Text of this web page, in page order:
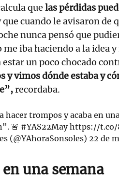
que las pérdidas
que cuando le avisaron de
nunca pensó que
me iba haciendo a la idea
un poco chocado
y vimos dónde estaba y
recordaba.
hacer trompos y acaba en
🚨 #YAS22May https://t.co/
(@YAhoraSonsoles) 22 de
una semana